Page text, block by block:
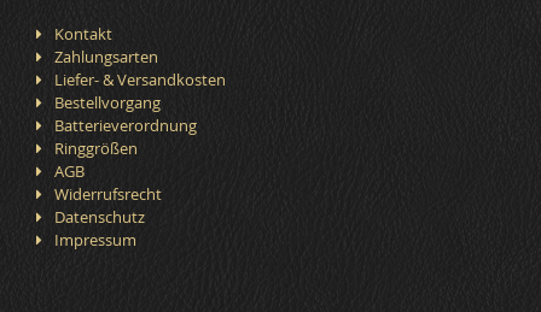
Kontakt
Zahlungsarten
Liefer- & Versandkosten
Bestellvorgang
Batterieverordnung
Ringgrößen
AGB
Widerrufsrecht
Datenschutz
Impressum